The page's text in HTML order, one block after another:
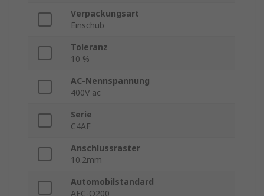
Verpackungsart
Einschub
Toleranz
10 %
AC-Nennspannung
400V ac
Serie
C4AF
Anschlussraster
10.2mm
Automobilstandard
AEC-Q200